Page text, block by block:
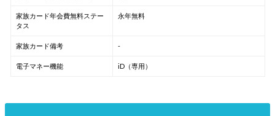
家族カード年会費無料ステー
タス
永年無料
家族カード備考 -
電子マネー機能 iD（専用）